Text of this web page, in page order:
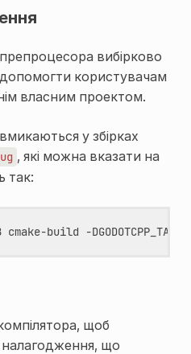
вибірково
користувачам
власним проектом.
у збірках
, які можна вказати на
так:
cmake-build -
щоб
що